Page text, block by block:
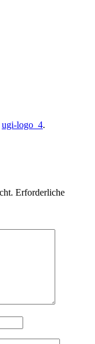
ugi-logo_4.
Erforderliche